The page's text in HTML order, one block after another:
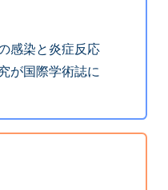
感染と炎症反応
が国際学術誌に